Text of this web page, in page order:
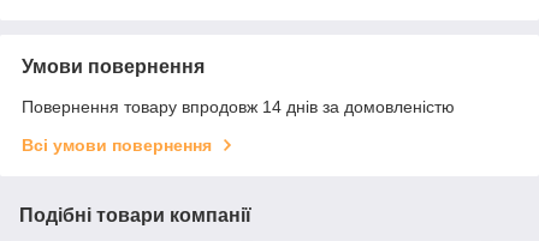
Умови повернення
Повернення товару впродовж 14 днів за домовленістю
Всі умови повернення
Подібні товари компанії